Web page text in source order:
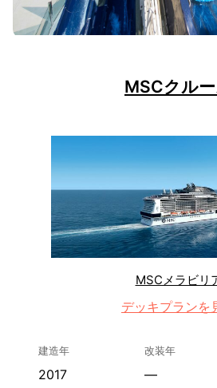
MSCクル
MSCメラビリ
デッキプランを
建造年
2017
改装年
—